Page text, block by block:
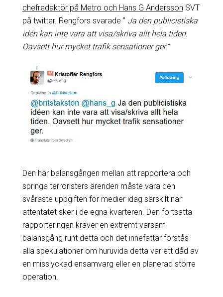
chefredaktör på Metro och Hans G Andersson SVT
på twitter. Rengfors svarade ” Ja den publicistiska
idén kan inte vara att visa/skriva allt hela tiden.
Oavsett hur mycket trafik sensationer ger.”
Den här balansgången mellan att rapportera och
springa terroristers ärenden måste vara den
svåraste uppgiften för medier idag särskilt när
attentatet sker i de egna kvarteren. Den fortsatta
rapporteringen kräver en extremt varsam
balansgång runt detta och det innefattar förstås
alla spekulationer om huruvida detta var ett dåd av
en misslyckad ensamvarg eller en planerad större
operation.